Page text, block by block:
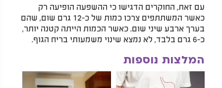
עם זאת, החוקרים הדגישו כי ההשפעה הופיעה רק
כאשר המשתתפים צרכו כמות של כ-12 גרם שום, שהם
בערך ארבע שיני שום. כאשר הכמות הייתה קטנה יותר,
כ-6 גרם בלבד, לא נמצא שינוי משמעותי בריח הגוף.
המלצות נוספות